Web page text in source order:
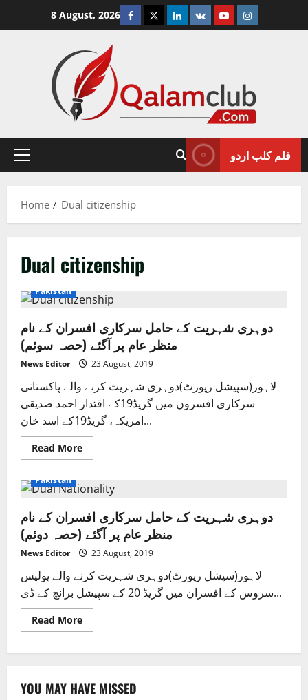
8 August, 2026 Facebook
TwitterLinkedin
VK YoutubeInstagram
Primary
قلم کلب اردو
Home Dual citizenship
Dual citizenship
Crime/Courts Exclusive News
Pakistan
دوہری شہریت کے حامل سرکاری افسران کے نام
منظر عام پر آگئے (حصہ سوئم)
News Editor 23 August, 2019
لاہور(سپیشل رپورٹ)دوہری شہریت کرنے والے پاکستانی
سرکاری افسروں میں گریڈ19کے اقتدار احمد صدیقی
امریکہ، گریڈ19کے اسد خان...
Read MoreRead
more
شہریت
کے
سرکاری
افسران
کے
نام
منظر
پر
آگئے
(حصہ
سوئم)
Crime/Courts
Pakistan
دوہری شہریت کے حامل سرکاری افسران کے نام
منظر عام پر آگئے (حصہ دوئم)
News Editor 23 August, 2019
لاہور(سپشل رپورٹ)دوہری شہریت کرنے والے پولیس
سروس کے افسران میں گریڈ 20 کے سپیشل برانچ کے ڈی...
Read MoreRead
more
سرکاری
افسران
YOU MAY HAVE MISSED